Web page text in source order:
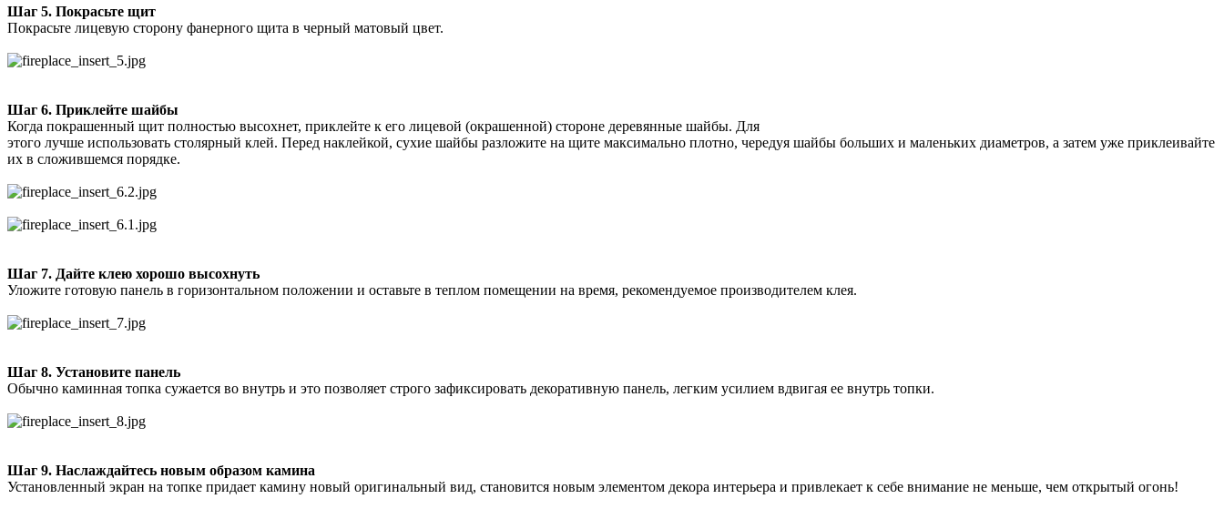
Шаг 5. Покрасьте щит
Покрасьте лицевую сторону фанерного щита в черный матовый цвет.
Шаг 6. Приклейте шайбы
Когда покрашенный щит полностью высохнет, приклейте к его лицевой (окрашенной) стороне деревянные шайбы. Для
этого лучше использовать столярный клей. Перед наклейкой, сухие шайбы разложите на щите максимально плотно, чередуя шайбы больших и маленьких диаметров, а затем уже приклеивайте
их в сложившемся порядке.
Шаг 7. Дайте клею хорошо высохнуть
Уложите готовую панель в горизонтальном положении и оставьте в теплом помещении на время, рекомендуемое производителем клея.
Шаг 8. Установите панель
Обычно каминная топка сужается во внутрь и это позволяет строго зафиксировать декоративную панель, легким усилием вдвигая ее внутрь топки.
Шаг 9. Наслаждайтесь новым образом камина
Установленный экран на топке придает камину новый оригинальный вид, становится новым элементом декора интерьера и привлекает к себе внимание не меньше, чем открытый огонь!